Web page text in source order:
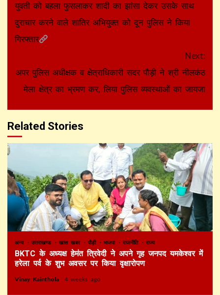
Reading
युवती को बहला फुसलाकर शादी का झांसा देकर उसके साथ
दुराचार करने वाले शातिर अभियुक्त को दून पुलिस ने किया
गिरफ्तार
Next:
अपर पुलिस अधीक्षक व क्षेत्राधिकारी सदर पौड़ी ने श्री नीलकंठ
मेला क्षेत्र का भ्रमण कर, लिया पुलिस व्यवस्थाओं का जायजा
Related Stories
अन्य उत्तराखण्ड खास खबर पौड़ी भाजपा राजनीति राज्य
BKTC के अध्यक्ष हेमंत त्रिवेदी ने अपने गृह जनपद यमकेश्वर में
हरेला पर्व के शुभ अवसर पर किया वृक्षारोपण
Vinay Kainthola 4 weeks ago